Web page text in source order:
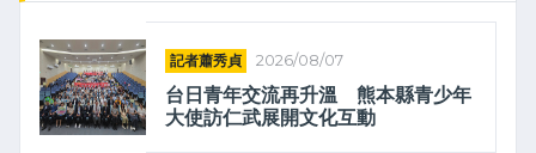
記者蕭秀貞 2026/08/07
台日青年交流再升溫 熊本縣青少年
大使訪仁武展開文化互動